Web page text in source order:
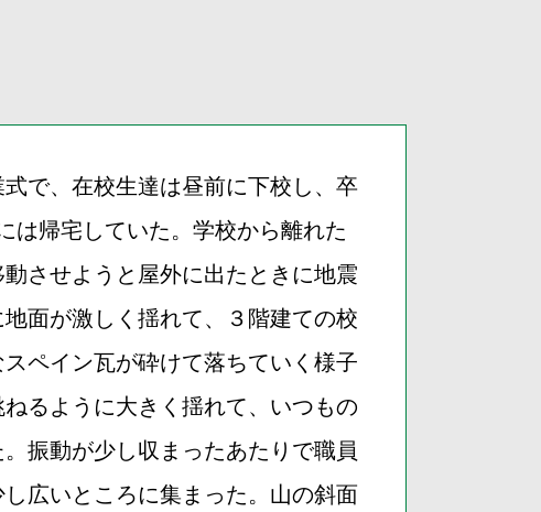
で、在校生達は昼前に下校し、卒
は帰宅していた。学校から離れた
させようと屋外に出たときに地震
面が激しく揺れて、３階建ての校
ペイン瓦が砕けて落ちていく様子
るように大きく揺れて、いつもの
振動が少し収まったあたりで職員
広いところに集まった。山の斜面